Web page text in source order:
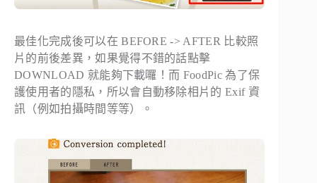
最佳化完成後可以在 BEFORE -> AFTER 比較照
片的前後差異，如果覺得不錯的話點擊
DOWNLOAD 就能夠下載囉！而 FoodPic 為了保
護使用者的隱私，所以會自動移除相片的 Exif 資
訊（例如拍攝時間等等）。